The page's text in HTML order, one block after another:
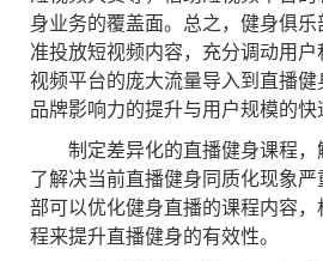
身业务的覆盖面。总之，健身俱
准投放短视频内容，充分调动用
视频平台的庞大流量导入到直播
品牌影响力的提升与用户规模的快
制定差异化的直播健身课程，
了解决当前直播健身同质化现象
部可以优化健身直播的课程内容
程来提升直播健身的有效性。